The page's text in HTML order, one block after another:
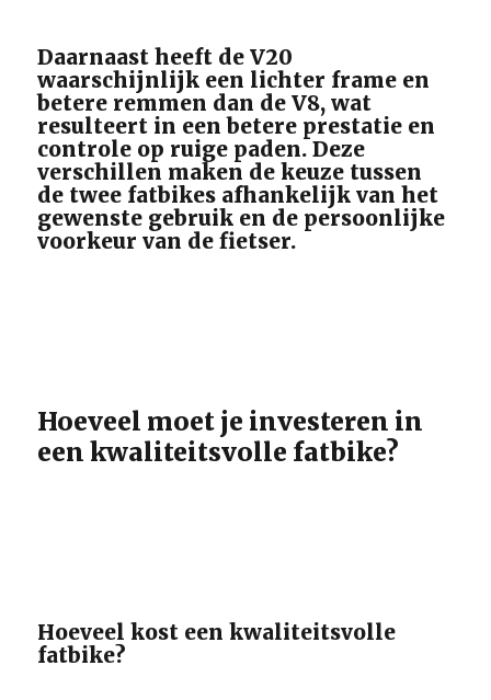
Daarnaast heeft de V20
waarschijnlijk een lichter frame en
betere remmen dan de V8, wat
resulteert in een betere prestatie en
controle op ruige paden. Deze
verschillen maken de keuze tussen
de twee fatbikes afhankelijk van het
gewenste gebruik en de persoonlijke
voorkeur van de fietser.
Hoeveel moet je investeren in
een kwaliteitsvolle fatbike?
Hoeveel kost een kwaliteitsvolle
fatbike?